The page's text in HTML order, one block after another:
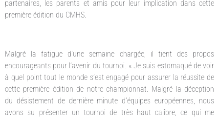
partenaires, les parents et amis pour leur implication dans cette
première édition du CMHS.
Malgré la fatigue d’une semaine chargée, il tient des propos
encourageants pour l’avenir du tournoi. « Je suis estomaqué de voir
à quel point tout le monde s’est engagé pour assurer la réussite de
cette première édition de notre championnat. Malgré la déception
du désistement de dernière minute d’équipes européennes, nous
avons su présenter un tournoi de très haut calibre, ce qui me